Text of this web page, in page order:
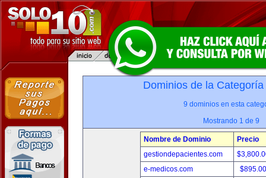
Dominios de la
9 dominios en esta
Mostrando 1 de 9
Nombre de Dominio
Precio
gestiondepacientes.com
e-medicos.com